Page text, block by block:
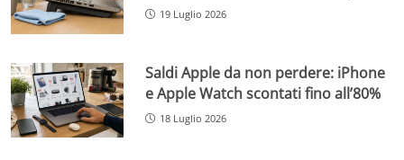
19 Luglio 2026
Saldi Apple da non perdere: iPhone
e Apple Watch scontati fino all’80%
18 Luglio 2026